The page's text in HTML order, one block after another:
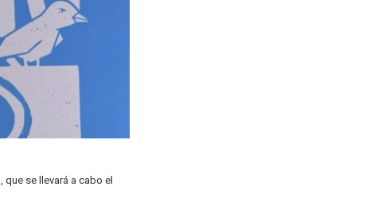
que se llevará a cabo el